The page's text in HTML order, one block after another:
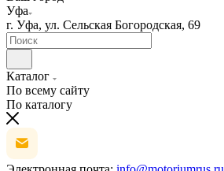
Уфа
г. Уфа, ул. Сельская Богородская, 69
Каталог
По всему сайту
По каталогу